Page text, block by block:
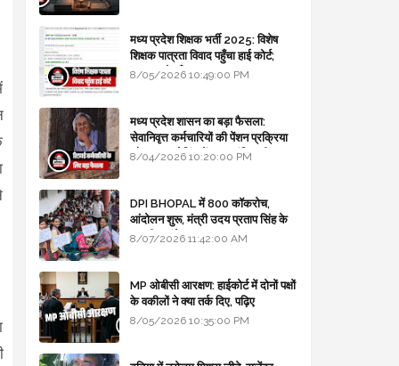
मध्य प्रदेश शिक्षक भर्ती 2025: विशेष
शिक्षक पात्रता विवाद पहुँचा हाई कोर्ट;
सरकार से माँगा जवाब
8/05/2026 10:49:00 PM
मध्य प्रदेश शासन का बड़ा फैसला:
सेवानिवृत्त कर्मचारियों की पेंशन प्रक्रिया
और बजट कोडिंग में हुए क्रांतिकारी
8/04/2026 10:20:00 PM
DPI BHOPAL में 800 कॉकरोच,
आंदोलन शुरू, मंत्री उदय प्रताप सिंह के
घर भी जाएंगे
8/07/2026 11:42:00 AM
MP ओबीसी आरक्षण: हाईकोर्ट में दोनों पक्षों
के वकीलों ने क्या तर्क दिए, पढ़िए
8/05/2026 10:35:00 PM